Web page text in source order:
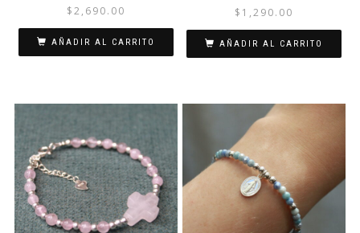
$2,690.00
AÑADIR AL CARRITO
$ 1,290.00
AÑADIR AL CARRITO